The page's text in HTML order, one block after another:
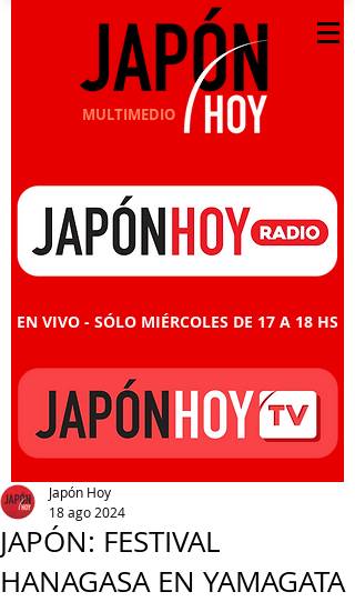
MULTIMEDIO
EN VIVO - SÓLO MIÉRCOLES DE 17 A 18 HS
JAPÓN: FESTIVAL
HANAGASA EN YAMAGATA
Japón Hoy
18 ago 2024